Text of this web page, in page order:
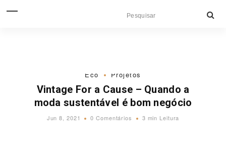
Eco Projetos
Vintage For a Cause – Quando a
moda sustentável é bom negócio
Jun 8, 2021 0 Comentários 3 min Leitura